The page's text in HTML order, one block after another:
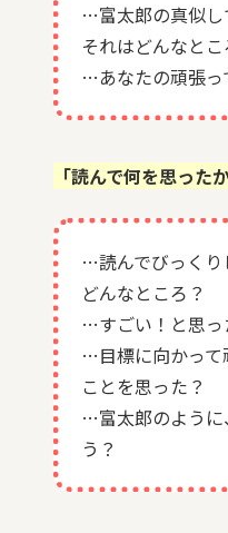
…富太郎の真似し
それはどんなとこ
…あなたの頑張っ
「読んで何を思った
…読んでびっくり
どんなところ？
…すごい！と思っ
…目標に向かって
ことを思った？
…富太郎のように
う？